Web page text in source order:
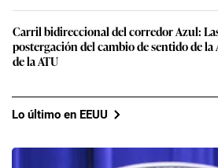
Carril bidireccional del corredor Azul:
postergación del cambio de sentido de la
de la ATU
Lo último en EEUU